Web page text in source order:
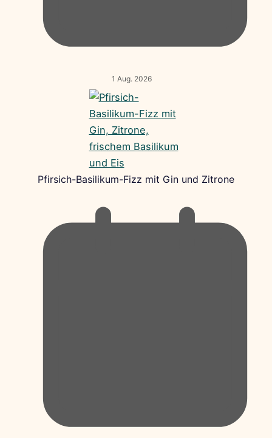
1 Aug. 2026
Pfirsich-Basilikum-Fizz mit Gin und Zitrone